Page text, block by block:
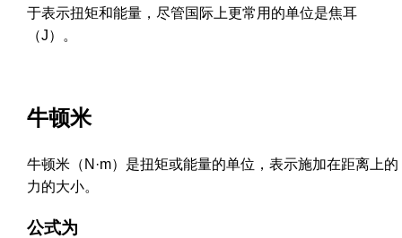
于表示扭矩和能量，尽管国际上更常用的单位是焦耳
（J）。
牛顿米
牛顿米（N·m）是扭矩或能量的单位，表示施加在距离上的
力的大小。
公式为